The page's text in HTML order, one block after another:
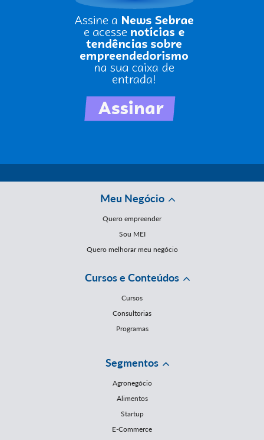
Meu Negócio
Quero empreender
Sou MEI
Quero melhorar meu negócio
Cursos e Conteúdos
Cursos
Consultorias
Programas
Segmentos
Agronegócio
Alimentos
Startup
E-Commerce